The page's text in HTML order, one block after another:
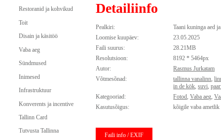
Restoranid ja kohvikud
Toit
Disain ja käsitöö
Vaba aeg
Sündmused
Inimesed
Infrastruktuur
Konverents ja incentive
Tallinn Card
Tutvusta Tallinna
Detailiinfo
Pealkiri:
Taani kuninga aed
Loomise kuupäev:
23.05.2025
Faili suurus:
28.21MB
Resolutsioon:
8192 * 5464px
Autor:
Rasmus Jurkatam
Võtmesõnad:
tallinna vanalinn,
in de kök,suvi,
Kategooriad:
Fotod,Vaba aeg,
Kasutusõigus:
kõigile vaba
Faili info / EXIF